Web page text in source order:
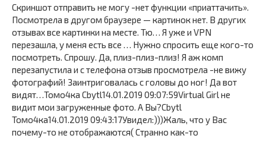
Скриншот отправить не могу -нет функции «приаттачить».
Посмотрела в другом браузере — картинок нет. В других
отзывах все картинки на месте. Тю… Я уже и VPN
перезашла, у меня есть все … Нужно спросить еще кого-то
посмотреть. Спрошу. Да, плиз-плиз-плиз! Я аж комп
перезапустила и с телефона отзыв просмотрела -не вижу
фотографий! Заинтриговалась с головы до ног! Да вот
видят…Томо4ка Cbytl14.01.2019 09:07:59Virtual Girl не
видит мои загруженные фото. А Вы?Cbytl
Томо4ка14.01.2019 09:43:17Увидел:)))Жаль, что у Вас
почему-то не отображаются( Странно как-то